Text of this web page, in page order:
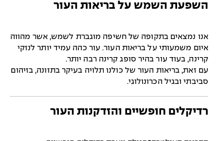
השפעת השמש על בריאות העור
אנו נמצאים בתקופה של חשיפה מוגברת לשמש, אשר מהווה
איום משמעותי על בריאות העור. עור כהה עמיד יותר לנזקי
קרינה, בעוד עור בהיר סופג קרינה רבה יותר.
עם זאת, בריאות העור של כולנו תלויה בעיקר בתזונה, בזיהום
סביבתי ובגיל הכרונולוגי.
רדיקלים חופשיים והזדקנות העור